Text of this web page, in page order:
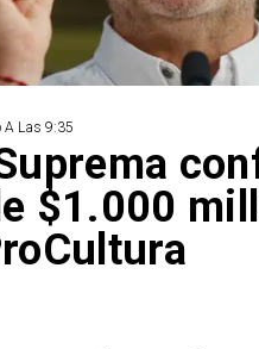
A Las 9:35
$1.000